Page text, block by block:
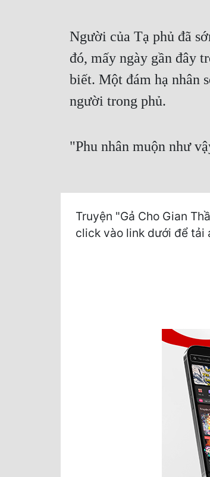
Người của Tạ phủ đã
đó, mấy ngày gần đây
biết. Một đám hạ nhân
người trong phủ.
"Phu nhân muộn như
Truyện "Gả Cho Gian
click vào link dưới để tải